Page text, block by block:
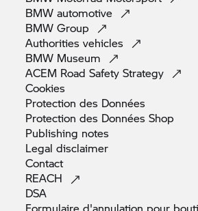
BMWautomotive
BMWGroup
Authoritiesvehicles
BMW Museum
ACEM Road SafetyStrategy
Cookies
Protection des Données
Protection des DonnéesShop
Publishing notes
Legaldisclaimer
Contact
REACH
DSA